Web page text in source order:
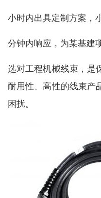
小时内出具定制方案，
分钟内响应，为某基建
选对工程机械线束，是
耐用性、高性的线束产
困扰。